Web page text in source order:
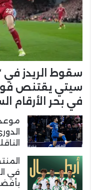
سقوط الريدز في
سيتي يقتنص
في بحر الأرقام
موعد
في